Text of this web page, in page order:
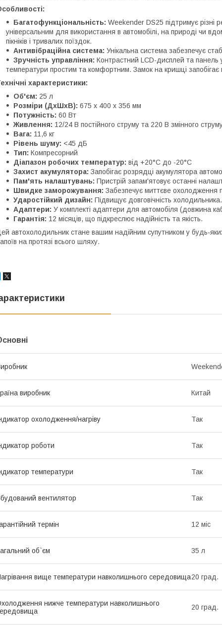
Багатофункціональність: Weekender DS25 підтримує
універсальним для використання в автомобілі, на природі чи
пікніків і тривалих поїздок.
Антивібраційна система: Унікальна система забезпечує
Зручність управління: Контрастний LCD-дисплей та панель
температури простим та комфортним. Замок на кришці запобігає
характеристики:
Об'єм: 25 л
Розміри (ДхШхВ): 675 x 400 x 356 мм
Потужність: 60 Вт
Живлення: 12/24 В постійного струму та 220 В змінного
Вага: 11,6 кг
Рівень шуму: <45 дБ
Тип: Компресорний
Діапазон робочих температур: від +20°C до -20°C
Захист акумулятора: Запобігає розрядці акумулятора
Пам'ять налаштувань: Пристрій запам'ятовує останні
Швидке заморожування: Забезпечує миттєве охолодження
Ударостійкий дизайн: Підвищує довговічність холодильника.
Адаптери: У комплекті адаптери для автомобіля (довжина
Гарантія: 12 місяців, що підкреслює надійність та якість.
автохолодильник стане вашим надійним супутником у будь-
на протязі всього шляху.
виробник Китай
охолодження/нагріву Так
роботи Так
температури Так
вентилятор Так
термін 12 міс
об`єм 35 л
вище температури навколишнього середовища20 град.
нижче температури навколишнього
20 град.